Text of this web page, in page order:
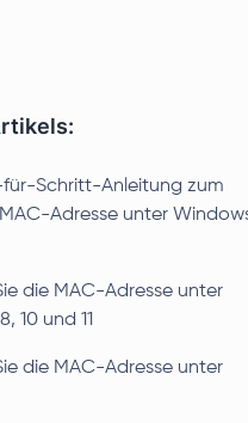
für-Schritt-Anleitung zum
Adresse unter
die MAC-Adresse unter
10 und 11
die MAC-Adresse unter